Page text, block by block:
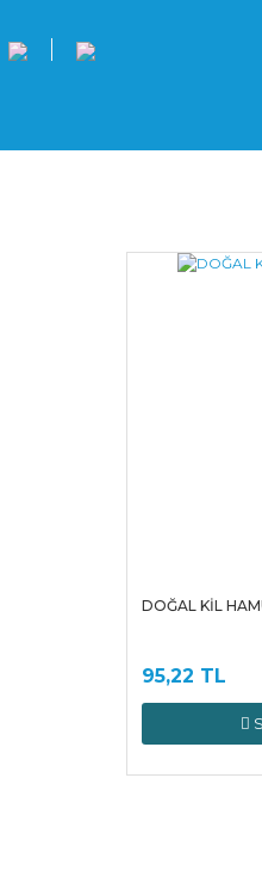
DOĞAL KİL
95,22 TL